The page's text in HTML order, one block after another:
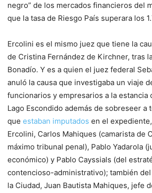
negro” de los mercados financieros del
que la tasa de Riesgo País superara los
Ercolini es el mismo juez que tiene la
de Cristina Fernández de Kirchner, tras
Bonadío. Y es a quien el juez federal
anuló la causa que investigaba un viaje
funcionarios y empresarios a la estancia
Lago Escondido además de sobreseer a
que estaban imputados en el
Ercolini, Carlos Mahiques (camarista de
máximo tribunal penal), Pablo Yadarola
económico) y Pablo Cayssials (del
contencioso-administrativo); también
la Ciudad, Juan Bautista Mahiques, jefe